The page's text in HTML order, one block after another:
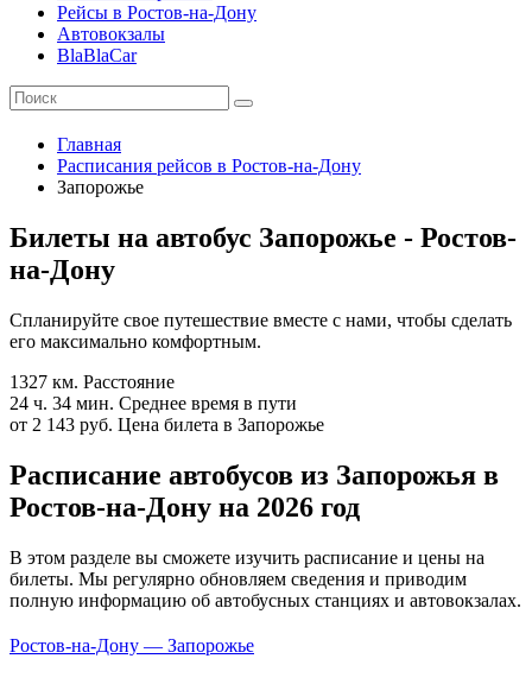
Рейсы в Ростов-на-Дону
Автовокзалы
BlaBlaCar
Главная
Расписания рейсов в Ростов-на-Дону
Запорожье
Билеты на автобус Запорожье - Ростов-
на-Дону
Спланируйте свое путешествие вместе с нами, чтобы сделать
его максимально комфортным.
1327 км. Расстояние
24 ч. 34 мин. Среднее время в пути
от 2 143 руб. Цена билета в Запорожье
Расписание автобусов из Запорожья в
Ростов-на-Дону на 2026 год
В этом разделе вы сможете изучить расписание и цены на
билеты. Мы регулярно обновляем сведения и приводим
полную информацию об автобусных станциях и автовокзалах.
Ростов-на-Дону — Запорожье